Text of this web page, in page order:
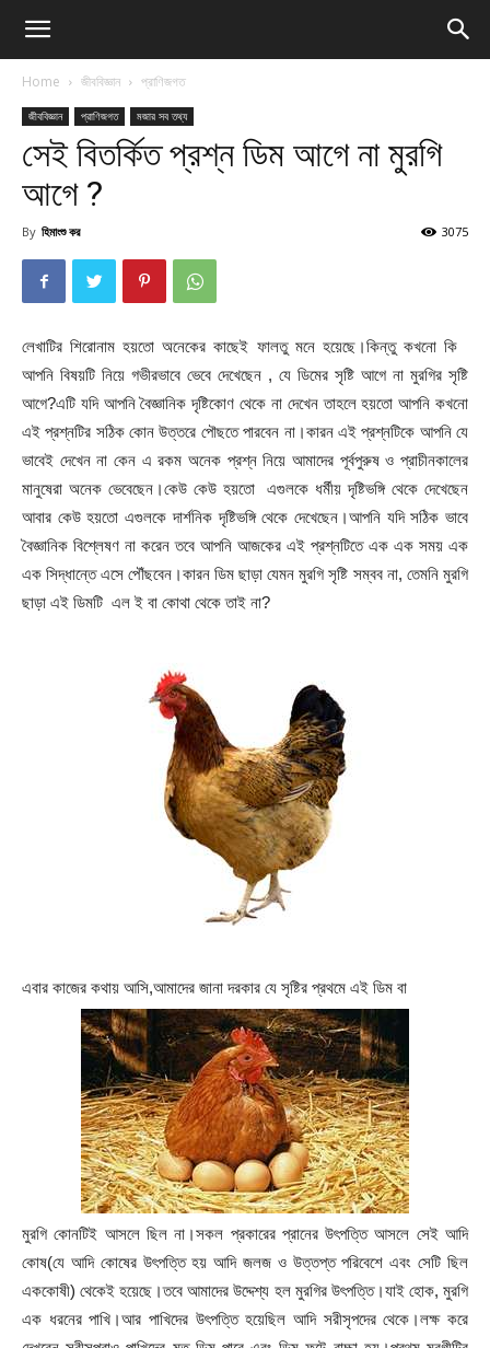
Home জীববিজ্ঞান প্রাণিজগত
জীববিজ্ঞান প্রাণিজগত মজার সব তথ্য
সেই বিতর্কিত প্রশ্ন ডিম আগে না মুরগি
আগে ?
By হিমাংশু কর 3075
লেখাটির শিরোনাম হয়তো অনেকের কাছেই ফালতু মনে হয়েছে।কিন্তু কখনো কি
আপনি বিষয়টি নিয়ে গভীরভাবে ভেবে দেখেছেন , যে ডিমের সৃষ্টি আগে না মুরগির সৃষ্টি
আগে?এটি যদি আপনি বৈজ্ঞানিক দৃষ্টিকোণ থেকে না দেখেন তাহলে হয়তো আপনি কখনো
এই প্রশ্নটির সঠিক কোন উত্তরে পৌছতে পারবেন না।কারন এই প্রশ্নটিকে আপনি যে
ভাবেই দেখেন না কেন এ রকম অনেক প্রশ্ন নিয়ে আমাদের পূর্বপুরুষ ও প্রাচীনকালের
মানুষেরা অনেক ভেবেছেন।কেউ কেউ হয়তো এগুলকে ধর্মীয় দৃষ্টিভঙ্গি থেকে দেখেছেন
আবার কেউ হয়তো এগুলকে দার্শনিক দৃষ্টিভঙ্গি থেকে দেখেছেন।আপনি যদি সঠিক ভাবে
বৈজ্ঞানিক বিশ্লেষণ না করেন তবে আপনি আজকের এই প্রশ্নটিতে এক এক সময় এক
এক সিদ্ধান্তে এসে পৌঁছবেন।কারন ডিম ছাড়া যেমন মুরগি সৃষ্টি সম্বব না, তেমনি মুরগি
ছাড়া এই ডিমটি এল ই বা কোথা থেকে তাই না?
এবার কাজের কথায় আসি,আমাদের জানা দরকার যে সৃষ্টির প্রথমে এই ডিম বা
মুরগি কোনটিই আসলে ছিল না।সকল প্রকারের প্রানের উৎপত্তি আসলে সেই আদি
কোষ(যে আদি কোষের উৎপত্তি হয় আদি জলজ ও উত্তপ্ত পরিবেশে এবং সেটি ছিল
এককোষী) থেকেই হয়েছে।তবে আমাদের উদ্দেশ্য হল মুরগির উৎপত্তি।যাই হোক, মুরগি
এক ধরনের পাখি।আর পাখিদের উৎপত্তি হয়েছিল আদি সরীসৃপদের থেকে।লক্ষ করে